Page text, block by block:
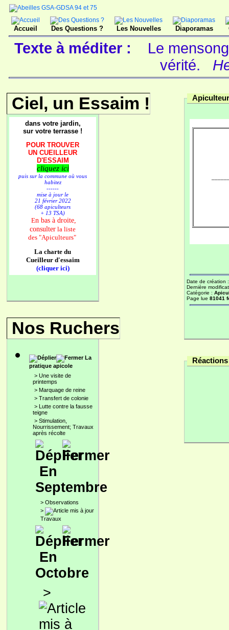
Accueil Des Questions ? Les Nouvelles Diaporamas
Texte à méditer :
Le
vérité.
Ciel, un Essaim !
dans votre jardin,
sur votre terrasse !
POUR TROUVER
UN CUEILLEUR
D'ESSAIM
cliquez ici
puis sur la commune où vous
habitez
------
mise à jour le
21 février 2022
(68 apiculteurs
+ 13 TSA)
En bas à droite,
consulter la liste
des "Apiculteurs"
La charte du
Cueilleur d'essaim
(cliquer ici)
Nos Ruchers
La
pratique apicole
> Une visite de
printemps
> Marquage de reine
> Transfert de colonie
> Lutte contre la fausse
teigne
> Stimulation,
Nourrissement; Travaux
après récolte
En
Septembre
> Observations
>
Travaux
En
Octobre
>
Date de création
Dernière
Catégorie :
Page lue 81041